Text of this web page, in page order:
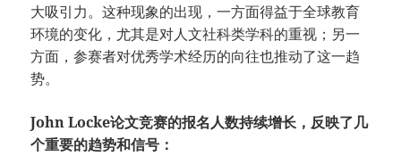
大吸引力。这种现象的出现，一方面得益于全球教育
环境的变化，尤其是对人文社科类学科的重视；另一
方面，参赛者对优秀学术经历的向往也推动了这一趋
势。
John Locke论文竞赛的报名人数持续增长，反映了几
个重要的趋势和信号：